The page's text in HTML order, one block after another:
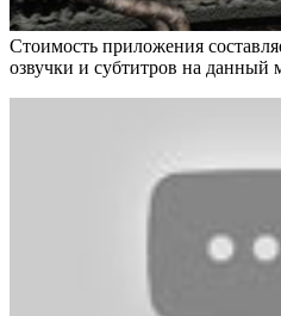
Стоимость приложения
озвучки и субтитров на данный